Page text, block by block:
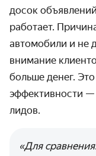
досок
работает.
автомобили и не
внимание
больше денег.
эффективности —
лидов.
«Для